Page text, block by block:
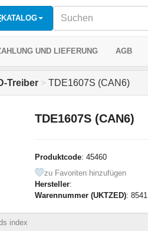
KATALOG
UND LIEFERUNG AGB
Treiber > TDE1607S (CAN6)
TDE1607S (CAN6)
Produktcode: 45460
zu Favoriten hinzufügen
Hersteller:
Warennummer (UKTZED):
index